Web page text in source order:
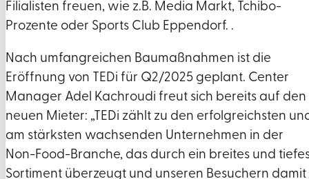
Filialisten freuen, wie z.B. Media Markt, Tchibo-
Prozente oder Sports Club Eppendorf. .
Nach umfangreichen Baumaßnahmen ist die
Eröffnung von TEDi für Q2/2025 geplant. Center
Manager Adel Kachroudi freut sich bereits auf den
neuen Mieter: „TEDi zählt zu den erfolgreichsten
am stärksten wachsenden Unternehmen in der
Non-Food-Branche, das durch ein breites und
Sortiment überzeugt und unseren Besuchern damit